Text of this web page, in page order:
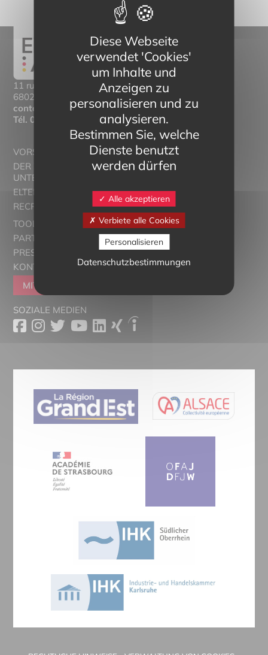
11 rue Mittlerweg,
68025 Colmar Cedex
contact@eltern-bilinguisme.org
Tél. 03 89 20 46 74
VORSTELLUNG
DER ZWEISPRACHIGE
UNTERRICHT
ELTERN ALSACE - EUROSTAGES
RECRUTORRS
TOOLBOX
PARTNER
PRESSESCHAU
KONTAKT
MITGLIEDER WERDEN
SOZIALE MEDIEN
Diese Webseite
verwendet 'Cookies'
um Inhalte und
Anzeigen zu
personalisieren und zu
analysieren.
Bestimmen Sie, welche
Dienste benutzt
werden dürfen
Alle akzeptieren
Verbiete alle Cookies
Personalisieren
Datenschutzbestimmungen